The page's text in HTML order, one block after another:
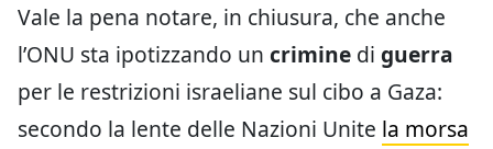
Vale la pena notare, in chiusura, che anche
l’ONU sta ipotizzando un crimine di guerra
per le restrizioni israeliane sul cibo a Gaza:
secondo la lente delle Nazioni Unite la morsa